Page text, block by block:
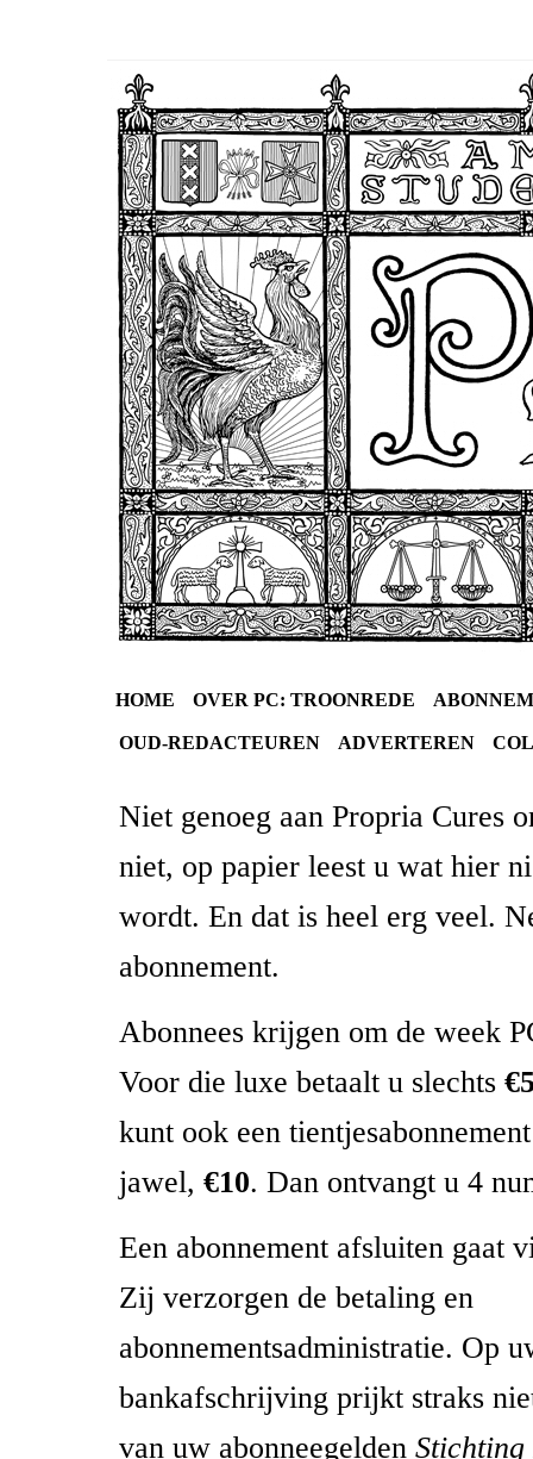
HOME OVER PC: TROONREDE
OUD-REDACTEUREN ADVERTEREN
Niet genoeg aan Propria Cures
niet, op papier leest u wat hier
wordt. En dat is heel erg veel.
abonnement.
Abonnees krijgen om de week
Voor die luxe betaalt u slechts
kunt ook een
jawel, €10. Dan ontvangt u 4
Een abonnement afsluiten gaat
Zij verzorgen de betaling en
abonnementsadministratie. Op
bankafschrijving prijkt straks
van uw abonneegelden